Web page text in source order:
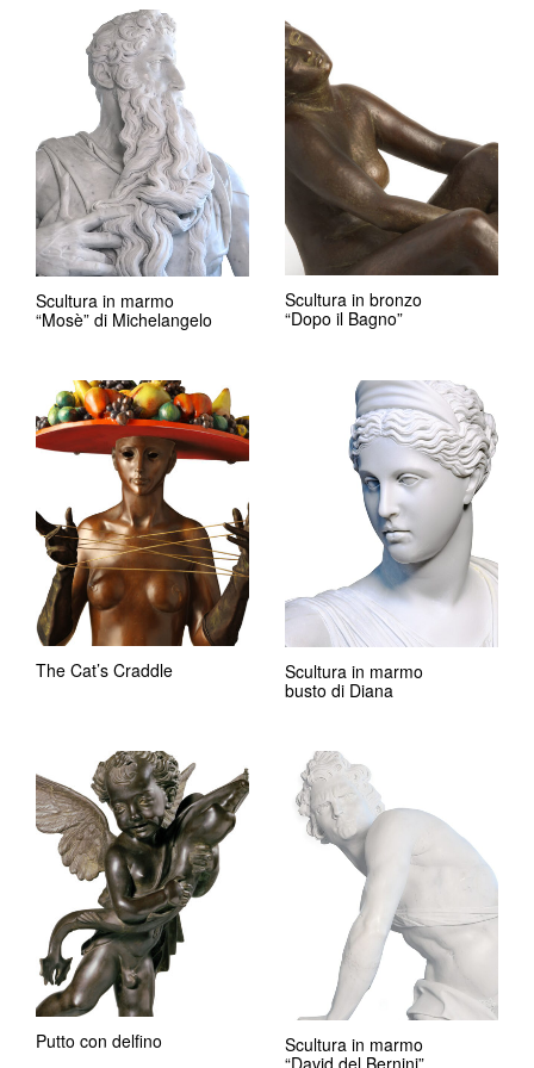
Scultura in marmo
“Mosè” di Michelangelo
Scultura in bronzo
“Dopo il Bagno”
The Cat’s Craddle
Scultura in marmo
busto di Diana
Putto con delfino
Scultura in marmo
“David del Bernini”